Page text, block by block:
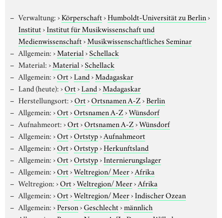
Verwaltung:›Körperschaft›Humboldt-Universität zu Berlin›
Institut›Institut für Musikwissenschaft und
Medienwissenschaft›Musikwissenschaftliches Seminar
Allgemein:›Material›Schellack
Material:›Material›Schellack
Allgemein:›Ort›Land›Madagaskar
Land (heute):›Ort›Land›Madagaskar
Herstellungsort:›Ort›Ortsnamen A-Z›Berlin
Allgemein:›Ort›Ortsnamen A-Z›Wünsdorf
Aufnahmeort:›Ort›Ortsnamen A-Z›Wünsdorf
Allgemein:›Ort›Ortstyp›Aufnahmeort
Allgemein:›Ort›Ortstyp›Herkunftsland
Allgemein:›Ort›Ortstyp›Internierungslager
Allgemein:›Ort›Weltregion/ Meer›Afrika
Weltregion:›Ort›Weltregion/ Meer›Afrika
Allgemein:›Ort›Weltregion/ Meer›Indischer Ozean
Allgemein:›Person›Geschlecht›männlich